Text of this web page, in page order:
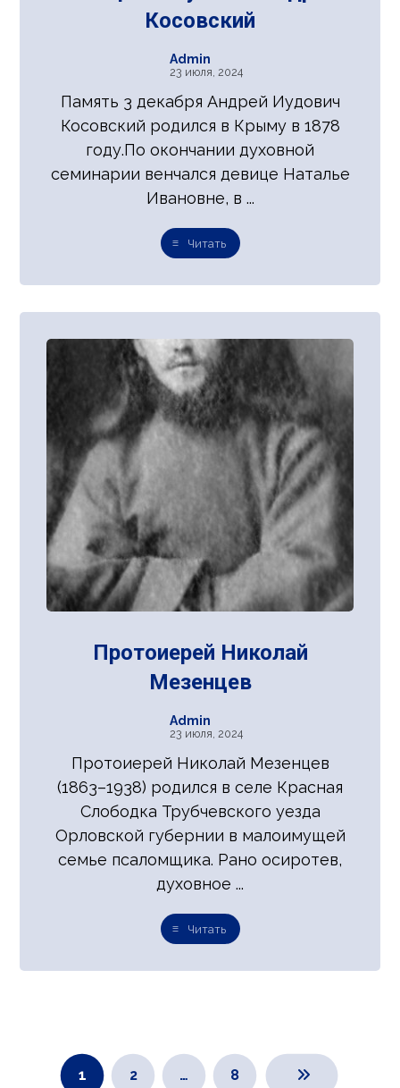
Косовский
Admin
23 июля, 2024
Память 3 декабря Андрей Иудович
Косовский родился в Крыму в 1878
году.По окончании духовной
семинарии венчался девице Наталье
Ивановне, в ...
Читать
Протоиерей Николай
Мезенцев
Admin
23 июля, 2024
Протоиерей Николай Мезенцев
(1863–1938) родился в селе Красная
Слободка Трубчевского уезда
Орловской губернии в малоимущей
семье псаломщика. Рано осиротев,
духовное ...
Читать
1 2 … 8